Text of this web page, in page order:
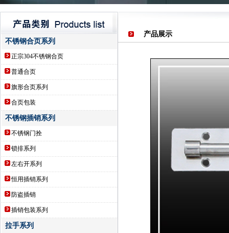
不锈钢合页系列
正宗304不锈钢合页
普通合页
旗形合页系列
合页包装
不锈钢插销系列
不锈钢门拴
锁排系列
左右开系列
恒用插销系列
防盗插销
插销包装系列
拉手系列
产品展示